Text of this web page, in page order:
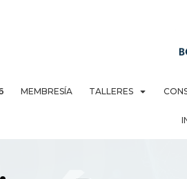
MEMBRESÍA TALLERES